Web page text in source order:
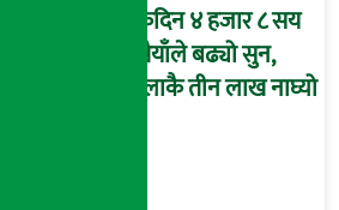
एकैदिन ४ हजार ८ सय
रुपैयाँले बढ्यो सुन,
तोलाकै तीन लाख नाघ्यो